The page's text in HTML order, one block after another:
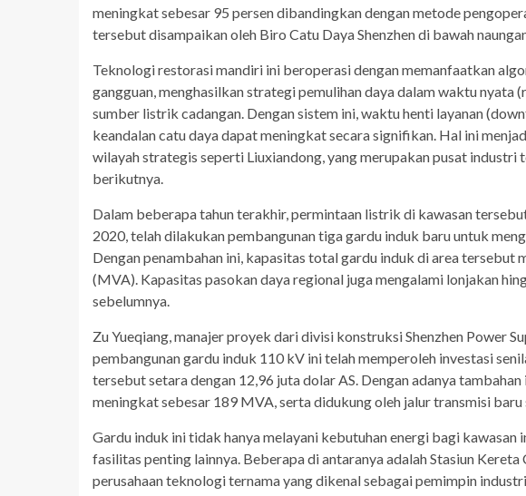
meningkat sebesar 95 persen dibandingkan dengan metode
tersebut disampaikan oleh Biro Catu Daya Shenzhen di bawah
Teknologi restorasi mandiri ini beroperasi dengan memanfaatkan
gangguan, menghasilkan strategi pemulihan daya dalam waktu
sumber listrik cadangan. Dengan sistem ini, waktu henti layanan
keandalan catu daya dapat meningkat secara signifikan. Hal ini
wilayah strategis seperti Liuxiandong, yang merupakan pusat industri
berikutnya.
Dalam beberapa tahun terakhir, permintaan listrik di kawasan
2020, telah dilakukan pembangunan tiga gardu induk baru untuk
Dengan penambahan ini, kapasitas total gardu induk di area tersebut
(MVA). Kapasitas pasokan daya regional juga mengalami lonjakan
sebelumnya.
Zu Yueqiang, manajer proyek dari divisi konstruksi Shenzhen Power
pembangunan gardu induk 110 kV ini telah memperoleh investasi
tersebut setara dengan 12,96 juta dolar AS. Dengan adanya
meningkat sebesar 189 MVA, serta didukung oleh jalur transmisi baru
Gardu induk ini tidak hanya melayani kebutuhan energi bagi
fasilitas penting lainnya. Beberapa di antaranya adalah Stasiun Kereta
perusahaan teknologi ternama yang dikenal sebagai pemimpin